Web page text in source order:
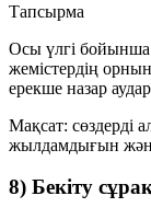
Тапсырма
Осы үлгі бойынша
жемістердің
ерекше назар
Мақсат: сөздерді
жылдамдығын
8) Бекіту